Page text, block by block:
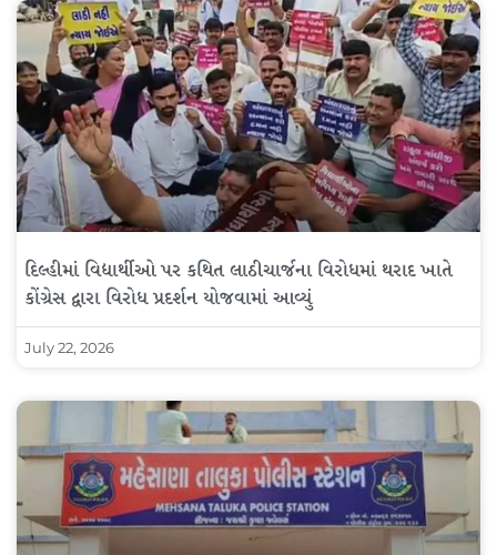
દિલ્હીમાં વિદ્યાર્થીઓ પર કથિત લાઠીચાર્જના વિરોધમાં થરાદ ખાતે
કોંગ્રેસ દ્વારા વિરોધ પ્રદર્શન યોજવામાં આવ્યું
July 22, 2026